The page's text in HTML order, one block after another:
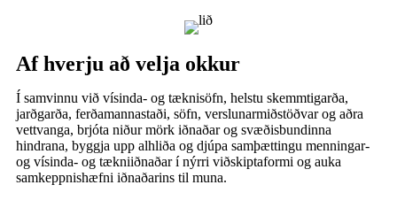
Af hverju að velja okkur
Í samvinnu við vísinda- og tæknisöfn, helstu skemmtigarða,
jarðgarða, ferðamannastaði, söfn, verslunarmiðstöðvar og aðra
vettvanga, brjóta niður mörk iðnaðar og svæðisbundinna
hindrana, byggja upp alhliða og djúpa samþættingu menningar-
og vísinda- og tækniiðnaðar í nýrri viðskiptaformi og auka
samkeppnishæfni iðnaðarins til muna.